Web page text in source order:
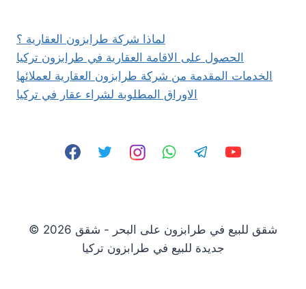
لماذا شركة طرابزون العقارية ؟
الحصول على الاقامة العقارية في طرابزون تركيا
الخدمات المقدمة من شركة طرابزون العقارية لعملائها
الاوراق المطلوبة لشراء عقار في تركيا
© 2026 شقق للبيع في طرابزون على البحر - شقق
جديدة للبيع في طرابزون تركيا